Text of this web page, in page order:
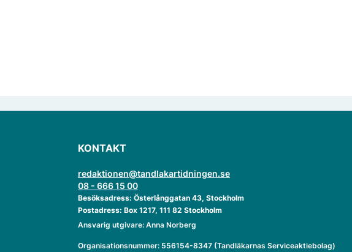
KONTAKT
redaktionen@tandlakartidningen.se
08 - 666 15 00
Besöksadress: Österlånggatan 43, Stockholm
Postadress: Box 1217, 111 82 Stockholm
Ansvarig utgivare: Anna Norberg
Organisationsnummer: 556154-8347 (Tandläkarnas Serviceaktiebolag)